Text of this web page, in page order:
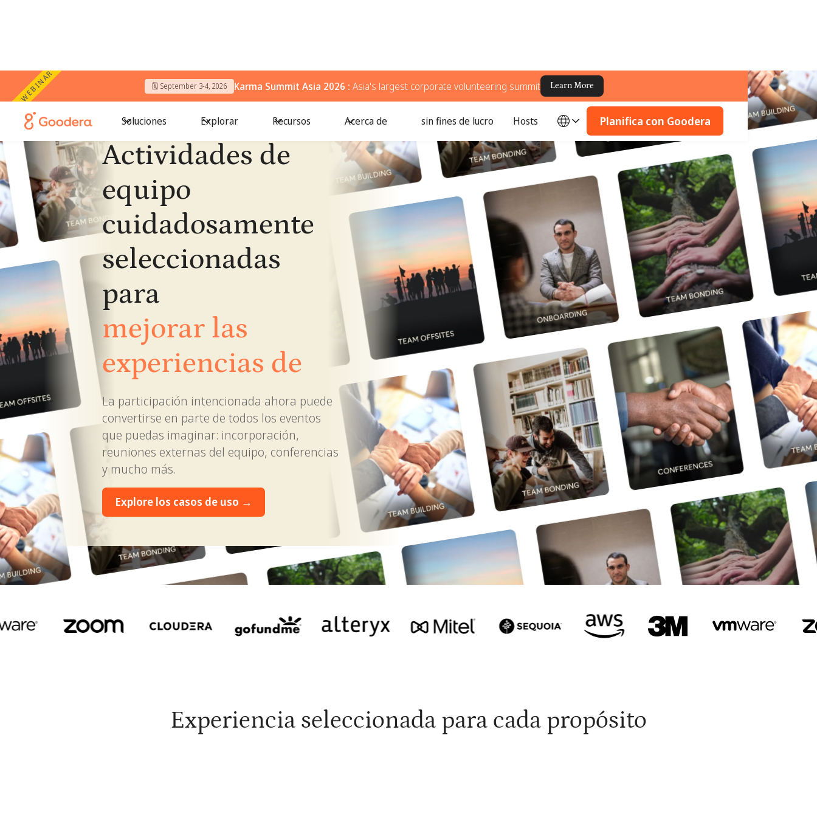
WEBINAR 🗓️ September 3-4, 2026 Karma Summit Asia 2026 : Asia's largest corporate volunteering summit Learn More
Soluciones Explorar Recursos Acerca de sin fines de lucro Hosts Planifica con Goodera
Actividades de
equipo
cuidadosamente
seleccionadas
para
mejorar las
experiencias de
equipo
fortalecer la
cultura de la
empresa
fomentar un
sentido de
mejorar las
equipo
La participación intencionada ahora puede
convertirse en parte de todos los eventos
que puedas imaginar: incorporación,
reuniones externas del equipo, conferencias
y mucho más.
Explore los casos de uso →
Experiencia seleccionada para cada propósito